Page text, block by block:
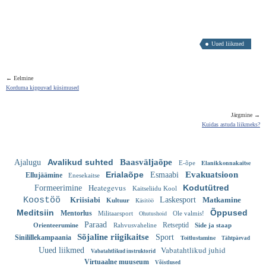
Uued liikmed
← Eelmine
Korduma kippuvad küsimused
Järgmine →
Kuidas astuda liikmeks?
Ajalugu Avalikud suhted Baasväljaõpe E-õpe
Elanikkonnakaitse
Ellujäämine
Enesekaitse Erialaõpe Esmaabi Evakuatsioon
Formeerimine Heategevus Kaitseliidu Kool Kodutütred
Koostöö Kriisiabi Kultuur Käsitöö Laskesport Matkamine
Meditsiin Mentorlus Militaarsport Ohutushoid Ole valmis! Õppused
Orienteerumine Paraad Rahvusvaheline Retseptid Side ja staap
Sinilillekampaania Sõjaline riigikaitse Sport Toitlustamine Tähtpäevad
Uued liikmed Vabatahtlikud instruktorid Vabatahtlikud juhid
Virtuaalne muuseum Võistlused